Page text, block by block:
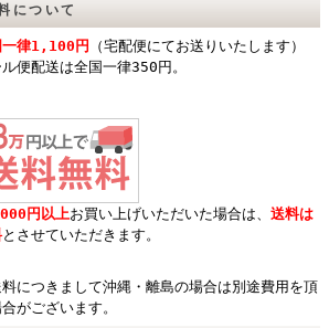
について
一律1,100円
（宅配便にてお送りいたします）
ル便配送は全国一律350円。
円以上お買い上げいただいた場合は、 送料は
とさせていただきます。
につきまして沖縄・離島の場合は別途費用を頂
合がございます。